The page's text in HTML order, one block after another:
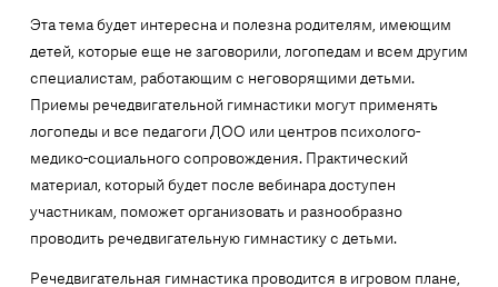
Эта тема будет интересна и полезна родителям, имеющим
детей, которые еще не заговорили, логопедам и всем другим
специалистам, работающим с неговорящими детьми.
Приемы речедвигательной гимнастики могут применять
логопеды и все педагоги ДОО или центров психолого-
медико-социального сопровождения. Практический
материал, который будет после вебинара доступен
участникам, поможет организовать и разнообразно
проводить речедвигательную гимнастику с детьми.
Речедвигательная гимнастика проводится в игровом плане,